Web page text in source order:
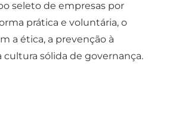
seleto de empresas por
prática e voluntária, o
a ética, a prevenção à
sólida de governança.